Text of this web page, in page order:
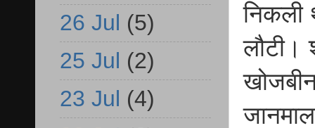
निकली
लौटी।
26 Jul (5)
25 Jul (2)
23 Jul (4)